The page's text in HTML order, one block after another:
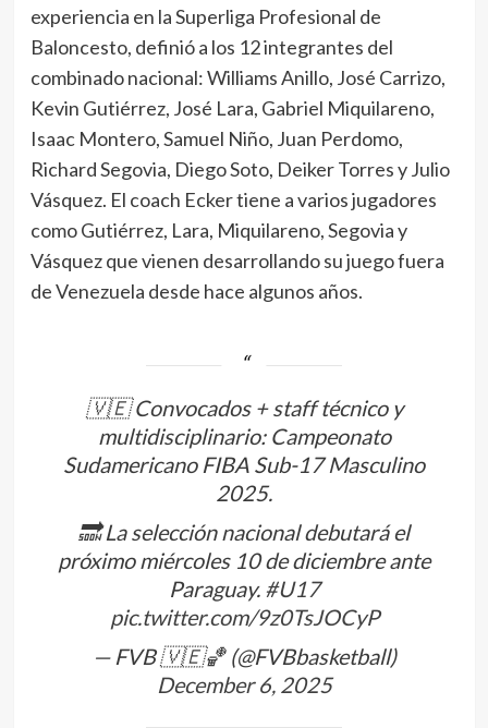
experiencia en la Superliga Profesional de
Baloncesto, definió a los 12 integrantes del
combinado nacional: Williams Anillo, José Carrizo,
Kevin Gutiérrez, José Lara, Gabriel Miquilareno,
Isaac Montero, Samuel Niño, Juan Perdomo,
Richard Segovia, Diego Soto, Deiker Torres y Julio
Vásquez. El coach Ecker tiene a varios jugadores
como Gutiérrez, Lara, Miquilareno, Segovia y
Vásquez que vienen desarrollando su juego fuera
de Venezuela desde hace algunos años.
🇻🇪 Convocados + staff técnico y
multidisciplinario: Campeonato
Sudamericano FIBA Sub-17 Masculino
2025.
🔜 La selección nacional debutará el
próximo miércoles 10 de diciembre ante
Paraguay. #U17
pic.twitter.com/9z0TsJOCyP
— FVB 🇻🇪🏀 (@FVBbasketball)
December 6, 2025